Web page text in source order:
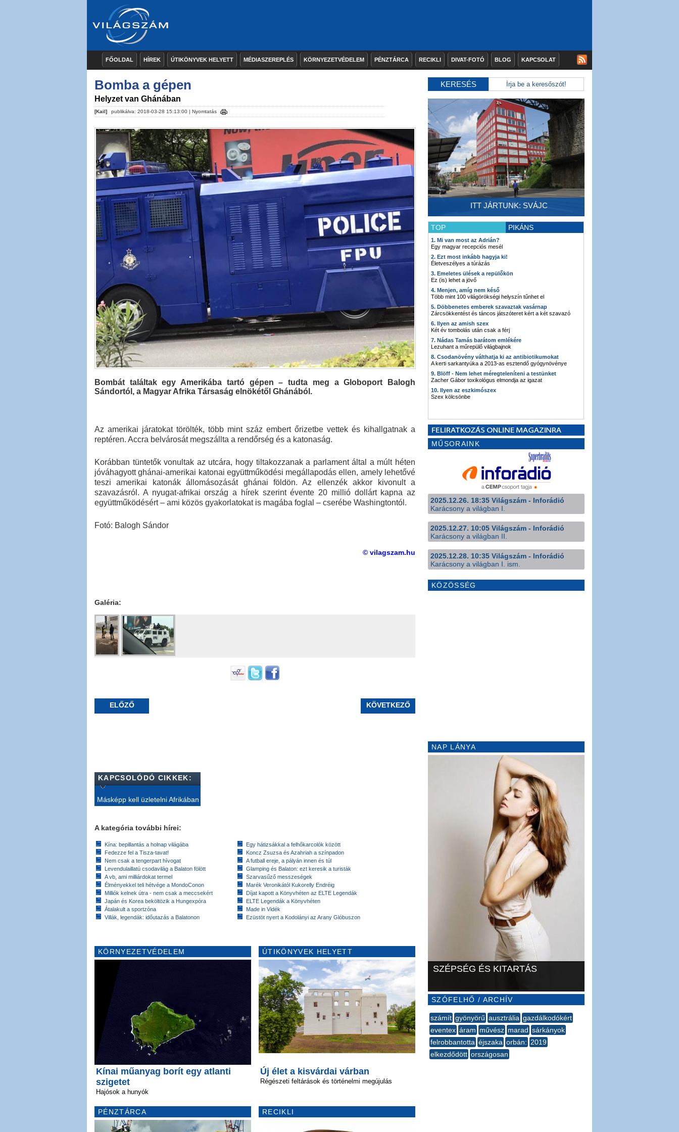
FŐOLDAL HÍREK ÚTIKÖNYVEK HELYETT MÉDIASZEREPLÉS KÖRNYEZETVÉDELEM PÉNZTÁRCA RECIKLI DIVAT-FOTÓ BLOG KAPCSOLAT
Bomba a gépen
Helyzet van Ghánában
[Kail] publikálva: 2018-03-28 15:13:00 | Nyomtatás
Bombát találtak egy Amerikába tartó gépen – tudta meg a Globoport Balogh
Sándortól, a Magyar Afrika Társaság elnökétől Ghánából.
Az amerikai járatokat törölték, több mint száz embert őrizetbe vettek és kihallgatnak a
reptéren. Accra belvárosát megszállta a rendőrség és a katonaság.
Korábban tüntetők vonultak az utcára, hogy tiltakozzanak a parlament által a múlt héten
jóváhagyott ghánai-amerikai katonai együttműködési megállapodás ellen, amely lehetővé
teszi amerikai katonák állomásozását ghánai földön. Az ellenzék akkor kivonult a
szavazásról. A nyugat-afrikai ország a hírek szerint évente 20 millió dollárt kapna az
együttműködésért – ami közös gyakorlatokat is magába foglal – cserébe Washingtontól.
Fotó: Balogh Sándor
© vilagszam.hu
Galéria:
ELŐZŐ KÖVETKEZŐ
KAPCSOLÓDÓ CIKKEK:
Másképp kell üzletelni Afrikában
A kategória további hírei:
Kína: bepillantás a holnap világába
Fedezze fel a Tisza-tavat!
Nem csak a tengerpart hívogat
Levendulaillatú csodavilág a Balaton fölött
A vb, ami milliárdokat termel
Élményekkel teli hétvége a MondoConon
Milliók kelnek útra - nem csak a meccsekért
Japán és Korea beköltözik a Hungexpóra
Átalakult a sportzóna
Villák, legendák: időutazás a Balatonon
Egy hátizsákkal a felhőkarcolók között
Koncz Zsuzsa és Azahriah a színpadon
A futball ereje, a pályán innen és túl
Glamping és Balaton: ezt keresik a turisták
Szarvasűző messzeségek
Marék Veronikától Kukorelly Endréig
Díjat kapott a Könyvhéten az ELTE Legendák
ELTE Legendák a Könyvhéten
Made in Vidék
Ezüstöt nyert a Kodolányi az Arany Glóbuszon
KÖRNYEZETVÉDELEM
Kínai műanyag borít egy atlanti
szigetet
Hajósok a hunyók
PÉNZTÁRCA
ÚTIKÖNYVEK HELYETT
Új élet a kisvárdai várban
Régészeti feltárások és történelmi megújulás
RECIKLI
KERESÉS
ITT JÁRTUNK: SVÁJC
TOP PIKÁNS
1. Mi van most az Adrián?
Egy magyar recepciós mesél
2. Ezt most inkább hagyja ki!
Életveszélyes a túrázás
3. Emeletes ülések a repülőkön
Ez (is) lehet a jövő
4. Menjen, amíg nem késő
Több mint 100 világörökségi helyszín tűnhet el
5. Döbbenetes emberek szavaztak vasárnap
Zárcsökkentést és táncos játszóteret kért a két szavazó
6. Ilyen az amish szex
Két év tombolás után csak a férj
7. Nádas Tamás barátom emlékére
Lezuhant a műrepülő világbajnok
8. Csodanövény válthatja ki az antibiotikumokat
A kerti sarkantyúka a 2013-as esztendő gyógynövénye
9. Blöff - Nem lehet méregteleníteni a testünket
Zacher Gábor toxikológus elmondja az igazat
10. Ilyen az eszkimószex
Szex kölcsönbe
MŰSORAINK
2025.12.26. 18:35 Világszám - Inforádió
Karácsony a világban I.
2025.12.27. 10:05 Világszám - Inforádió
Karácsony a világban II.
2025.12.28. 10:35 Világszám - Inforádió
Karácsony a világban I. ism.
KÖZÖSSÉG
NAP LÁNYA
SZÉPSÉG ÉS KITARTÁS
SZÓFELHŐ / ARCHÍV
számít gyönyörű ausztrália gazdálkodókért
eventex áram művész marad ​sárkányok
felrobbantotta éjszaka orbán: 2019
elkezdődött országosan